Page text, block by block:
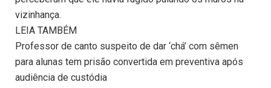
vizinhança.
LEIA TAMBÉM
Professor de canto suspeito de dar ‘chá’ com sêmen
para alunas tem prisão convertida em preventiva após
audiência de custódia